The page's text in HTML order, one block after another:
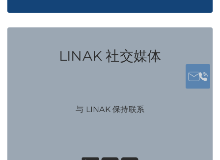
LINAK 社交媒体
与 LINAK 保持联系